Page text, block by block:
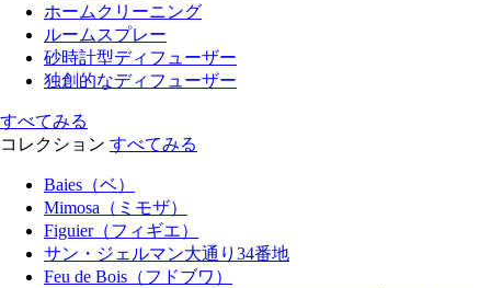
ホームクリーニング
ルームスプレー
砂時計型ディフューザー
独創的なディフューザー
すべてみる
コレクション すべてみる
Baies（ベ）
Mimosa（ミモザ）
Figuier（フィギエ）
サン・ジェルマン大通り34番地
Feu de Bois（フドブワ）